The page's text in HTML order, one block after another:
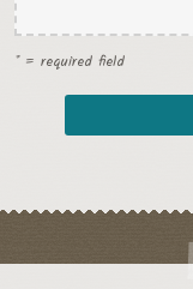
* = required field